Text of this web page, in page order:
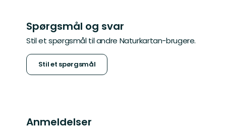
Spørgsmål og svar
Stil et spørgsmål til andre Naturkartan-brugere.
Stil et spørgsmål
Anmeldelser